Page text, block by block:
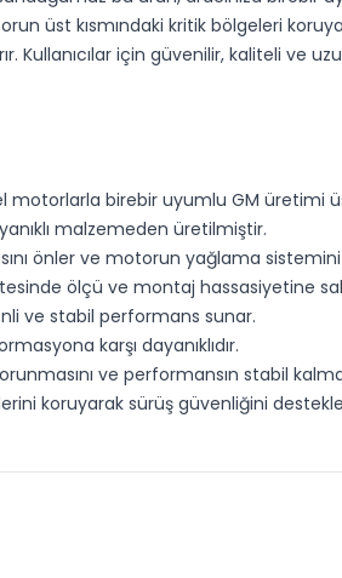
üst kısmındaki kritik bölgeleri
Kullanıcılar için güvenilir, kaliteli ve
motorlarla birebir uyumlu GM üretimi
malzemeden üretilmiştir.
önler ve motorun yağlama
ölçü ve montaj hassasiyetine
ve stabil performans sunar.
karşı dayanıklıdır.
ve performansın stabil
koruyarak sürüş güvenliğini